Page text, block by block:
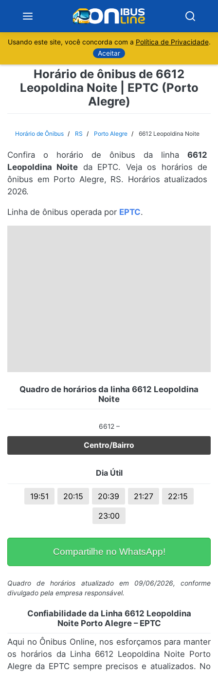
Sobre
Rio de Janeiro
Espírito Santo
Santa Catarina
Usando este site, você concorda com a Política de Privacidade.
Aceitar
Horário de ônibus de 6612
Leopoldina Noite | EPTC (Porto
Alegre)
Horário de Ônibus RS Porto Alegre 6612 Leopoldina Noite
Confira o horário de ônibus da linha 6612
Leopoldina Noite da EPTC. Veja os horários de
ônibus em Porto Alegre, RS. Horários atualizados
2026.
Linha de ônibus operada por EPTC.
Quadro de horários da linha 6612 Leopoldina
Noite
6612 –
Centro/Bairro
Dia Útil
19:51 20:15 20:39 21:27
22:15
23:00
Compartilhe no WhatsApp!
Quadro de horários atualizado em 09/06/2026, conforme
divulgado pela empresa responsável.
Confiabilidade da Linha 6612 Leopoldina
Noite Porto Alegre – EPTC
Aqui no Ônibus Online, nos esforçamos para manter
os horários da Linha 6612 Leopoldina Noite Porto
Alegre da EPTC sempre precisos e atualizados. No